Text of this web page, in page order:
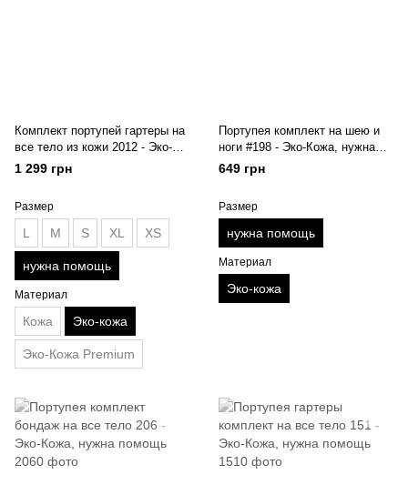
Комплект портупей гартеры на
все тело из кожи 2012 - Эко-
Кожа, нужна помощь
1 299 грн
Размер
L M S XL XS
нужна помощь
Материал
Кожа Эко-кожа
Эко-Кожа Premium
Портупея комплект на шею и
ноги #198 - Эко-Кожа, нужна
помощь
649 грн
Размер
нужна помощь
Материал
Эко-кожа